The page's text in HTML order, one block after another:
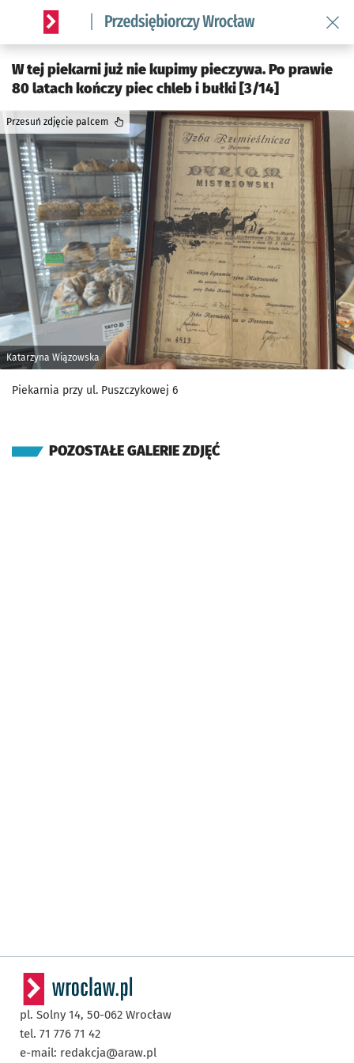
Serwis informacyjny wroclaw.pl podserwis: Strategia
W tej piekarni już nie kupimy pieczywa. Po prawie
80 latach kończy piec chleb i bułki [3/14]
Katarzyna Wiązowska
Przesuń zdjęcie palcem
Piekarnia przy ul. Puszczykowej 6
POZOSTAŁE GALERIE ZDJĘĆ
pl. Solny 14, 50-062 Wrocław
tel. 71 776 71 42
e-mail: redakcja@araw.pl